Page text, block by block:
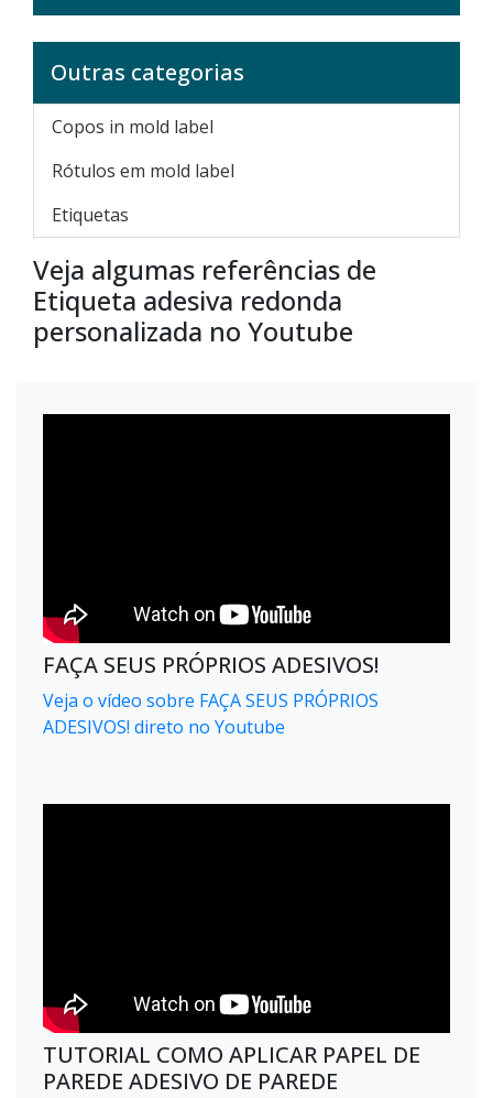
Outras categorias
Copos in mold label
Rótulos em mold label
Etiquetas
Veja algumas referências de
Etiqueta adesiva redonda
personalizada no Youtube
FAÇA SEUS PRÓPRIOS ADESIVOS!
Veja o vídeo sobre FAÇA SEUS PRÓPRIOS
ADESIVOS! direto no Youtube
TUTORIAL COMO APLICAR PAPEL DE
PAREDE ADESIVO DE PAREDE